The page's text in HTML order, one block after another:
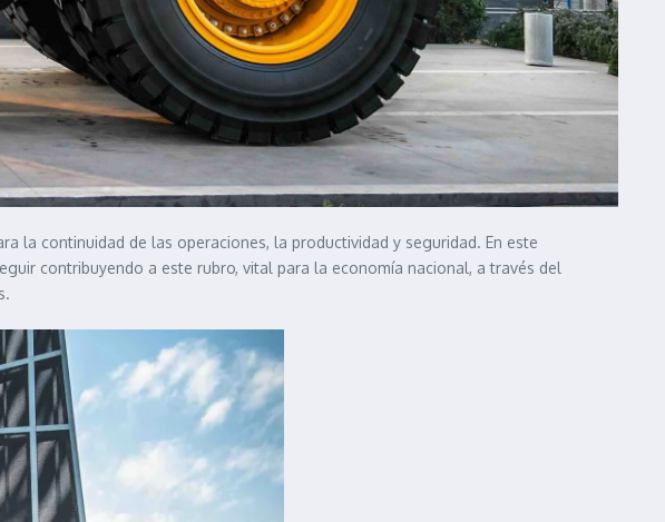
la continuidad de las operaciones, la productividad y seguridad. En este
contribuyendo a este rubro, vital para la economía nacional, a través del